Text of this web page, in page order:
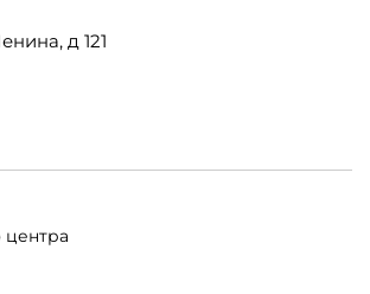
центра
д 121